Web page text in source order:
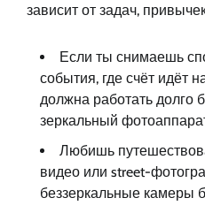
зависит от задач,
Если ты снимаешь
события, где счёт идёт
должна работать долго
зеркальный
Любишь
видео или street-
беззеркальные камеры